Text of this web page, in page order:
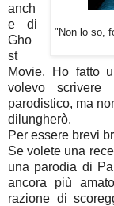
"Non lo so,
anch
e di
Gho
st
Movie. Ho fatto
volevo scrivere
parodistico, ma
dilungherò.
Per essere brevi
Se volete una
una parodia di
ancora più
razione di